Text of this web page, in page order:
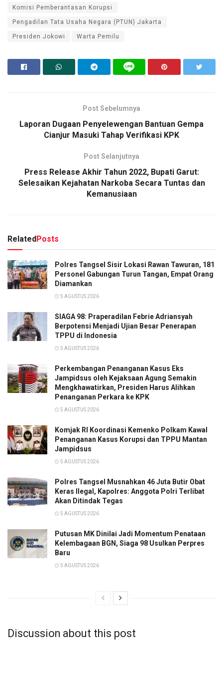
Komisi Pemberantasan Korupsi
Pengadilan Tata Usaha Negara (PTUN) Jakarta
Presiden Jokowi Warta Pemilu
Post Sebelumnya
Laporan Dugaan Penyelewengan Bantuan Gempa
Cianjur Masuki Tahap Verifikasi KPK
Post Selanjutnya
Press Release Akhir Tahun 2022, Bupati Garut:
Selesaikan Kejahatan Narkoba Secara Tuntas dan
Kemanusiaan
Related Posts
Polres Tangsel Sisir Lokasi Rawan Tawuran, 181
Personel Gabungan Turun Tangan, Empat Orang
Diamankan
5 AGUSTUS 2026
SIAGA 98: Praperadilan Febrie Adriansyah
Berpotensi Menjadi Ujian Besar Penerapan
TPPU di Indonesia
5 AGUSTUS 2026
Perkembangan Penanganan Kasus Eks
Jampidsus oleh Kejaksaan Agung Semakin
Mengkhawatirkan, Presiden Harus Alihkan
Penanganan Perkara ke KPK
5 AGUSTUS 2026
Komjak RI Koordinasi Kemenko Polkam Kawal
Penanganan Kasus Korupsi dan TPPU Mantan
Jampidsus
5 AGUSTUS 2026
Polres Tangsel Musnahkan 46 Juta Butir Obat
Keras Ilegal, Kapolres: Anggota Polri Terlibat
Akan Ditindak Tegas
5 AGUSTUS 2026
Putusan MK Dinilai Jadi Momentum Penataan
Kelembagaan BGN, Siaga 98 Usulkan Perpres
Baru
5 AGUSTUS 2026
Discussion about this post